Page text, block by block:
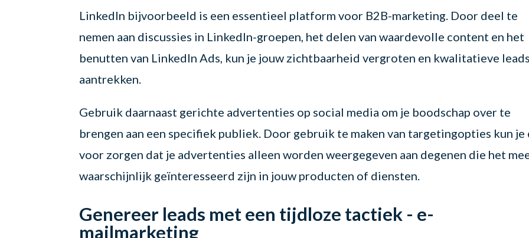
LinkedIn bijvoorbeeld is een essentieel platform voor B2B-marketing. Door deel te
nemen aan discussies in LinkedIn-groepen, het delen van waardevolle content en het
benutten van LinkedIn Ads, kun je jouw zichtbaarheid vergroten en kwalitatieve leads
aantrekken.
Gebruik daarnaast gerichte advertenties op social media om je boodschap over te
brengen aan een specifiek publiek. Door gebruik te maken van targetingopties kun je
voor zorgen dat je advertenties alleen worden weergegeven aan degenen die het
waarschijnlijk geïnteresseerd zijn in jouw producten of diensten.
Genereer leads met een tijdloze tactiek - e-
mailmarketing